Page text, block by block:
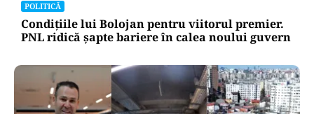
POLITICĂ
Condițiile lui Bolojan pentru viitorul premier.
PNL ridică șapte bariere în calea noului guvern